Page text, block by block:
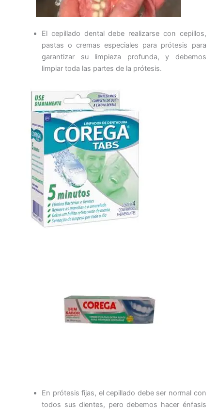
El cepillado dental debe realizarse con cepillos,
pastas o cremas especiales para prótesis para
garantizar su limpieza profunda, y debemos
limpiar toda las partes de la prótesis.
En prótesis fijas, el cepillado debe ser normal con
todos sus dientes, pero debemos hacer énfasis